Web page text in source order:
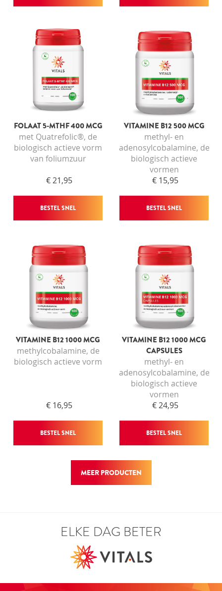
FOLAAT 5-MTHF 400 MCG
met Quatrefolic®, de
biologisch actieve vorm
van foliumzuur
€ 21,95
BESTEL SNEL
VITAMINE B12 500 MCG
methyl- en
adenosylcobalamine, de
biologisch actieve
vormen
€ 15,95
BESTEL SNEL
VITAMINE B12 1000 MCG
methylcobalamine, de
biologisch actieve vorm
€ 16,95
BESTEL SNEL
VITAMINE B12 1000 MCG
CAPSULES
methyl- en
adenosylcobalamine, de
biologisch actieve
vormen
€ 24,95
BESTEL SNEL
MEER PRODUCTEN
ELKE DAG BETER